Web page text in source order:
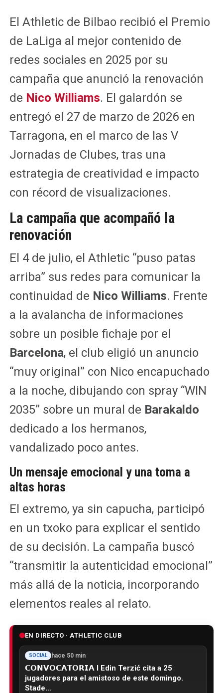
El Athletic de Bilbao recibió el Premio
de LaLiga al mejor contenido de
redes sociales en 2025 por su
campaña que anunció la renovación
de Nico Williams. El galardón se
entregó el 27 de marzo de 2026 en
Tarragona, en el marco de las V
Jornadas de Clubes, tras una
estrategia de creatividad e impacto
con récord de visualizaciones.
La campaña que acompañó la
renovación
El 4 de julio, el Athletic “puso patas
arriba” sus redes para comunicar la
continuidad de Nico Williams. Frente
a la avalancha de informaciones
sobre un posible fichaje por el
Barcelona, el club eligió un anuncio
“muy original” con Nico encapuchado
a la noche, dibujando con spray “WIN
2035” sobre un mural de Barakaldo
dedicado a los hermanos,
vandalizado poco antes.
Un mensaje emocional y una toma a
altas horas
El extremo, ya sin capucha, participó
en un txoko para explicar el sentido
de su decisión. La campaña buscó
“transmitir la autenticidad emocional”
más allá de la noticia, incorporando
elementos reales al relato.
EN DIRECTO · ATHLETIC CLUB
SOCIAL hace 50 min
𝗖𝗢𝗡𝗩𝗢𝗖𝗔𝗧𝗢𝗥𝗜𝗔 I Edin Terzić cita a 25
jugadores para el amistoso de este domingo.
Stade…